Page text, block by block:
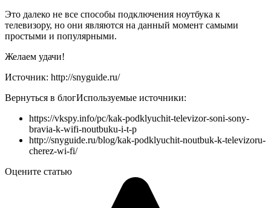
Это далеко не все способы подключения ноутбука к
телевизору, но они являются на данный момент самыми
простыми и популярными.
Желаем удачи!
Источник: http://snyguide.ru/
Вернуться в блогИспользуемые источники:
https://vkspy.info/pc/kak-podklyuchit-televizor-soni-sony-
bravia-k-wifi-noutbuku-i-t-p
http://snyguide.ru/blog/kak-podklyuchit-noutbuk-k-televizoru-
cherez-wi-fi/
Оцените статью